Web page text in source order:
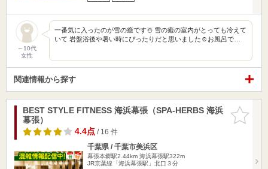
～10代
女性
一番気に入ったのが雪の癒です☃️ 雪の癒の室内がとっても冷えて
いて 岩盤浴後や暑い時にぴったりだと思いました☺️お風呂で…
関連情報から探す
お気に入
りに追加
BEST STYLE FITNESS 海浜幕張（SPA-HERBS 海浜
幕張）
4.4点/ 16 件
千葉県 / 千葉市美浜区
幕張本郷駅2.44km 海浜幕張駅322m
JR京葉線「海浜幕張駅」北口３分